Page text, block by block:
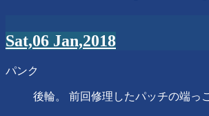
Sat,06 Jan,2018
パンク
後輪。 前回修理したパッチの端っ